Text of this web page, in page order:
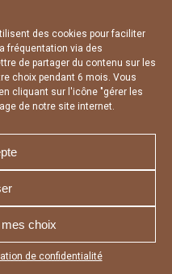
des cookies pour faciliter
fréquentation via des
de partager du contenu sur les
choix pendant 6 mois. Vous
cliquant sur l'icône "gérer les
de notre site internet.
choix
de confidentialité
de votre
DE CONFIDENTIALITÉ
DES COOKIES
WEB A3 WEB